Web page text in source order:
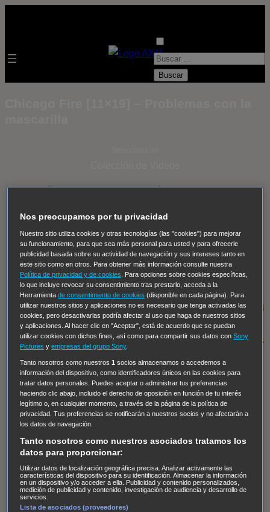
B
- ver todos - Padres
Despedida Salvaje
Despedida Salvaje
Thomas, el ojo del FBI Pan Am Dawson crece
Insomnia El Guardián The Blacklist Cinco en familia
Hudson & Rex Diez libras y un sueño Mr Loverman
Regreso al futuro III NUEVE CUERPOS Los últimos
caballeros Tormenta infinita Sing Street Cobra Kai
Tom
y Lola
High Country
Los casos de Susan Ryeland:
Moonflower Murders Twisted Metal Mentes Criminales:
Hailey Dean Without Sin: Libre de Culpa Morbius
NCIS: Nueva Orleans Pandora En fuera de juego
The Shield: Al margen de la ley Duplicated Preacher
The Killing Kind Intersecciones DOC Bite Club
Circuito cerrado
Alert: Unidad
de personas desaparecidas
Ladrón de guante blanco Hannibal Daños y Perjuicios
AXN Masters of Sex Three PinesAccused Carter
Nevers
Nos preocupamos por tu privacidad
Nuestro sitio utiliza cookies y otras tecnologías (las "cookies") para mejorar
su funcionamiento, para que sea más personal para usted y para ofrecerle
publicidad basada sobre su actividad de navegación y sus intereses tanto en
este sitio como en otros. Para obtener más información consulte nuestra
Política de privacidad y de cookies
. Para opciones sobre cookies específicas,
lo que incluye revocar su consentimiento tras prestarlo, acceda a la
Herramientade consentimiento de cookies (disponible en cada página). Para
utilizar nuestros sitios y aplicaciones no es necesario que tenga activadas las
cookies, pero desactivarlas podría afectar al uso que haga de nuestros sitios
y aplicaciones. Al hacer clic en "Aceptar", está de acuerdo que se puedan
utilizar cookies con dichos fines, así como para compartir sus datos conSony
Pictures yempresas del grupo Sony.
Tanto nosotros como nuestros1 socios almacenamos o accedemos a
información del dispositivo, como identificadores únicos en las cookies para
tratar datos personales. Puedes aceptar o administrar tus preferencias
haciendo clic abajo, incluido el derecho de oposición en función de tu interés
legítimo o, en cualquier momento, a través de la página de la política de
privacidad. Tus preferencias se notificarán a nuestros socios y no afectarán a
los datos de navegación.
Tanto nosotros como nuestros asociados tratamos los
datos para proporcionar:
Utilizar datos de localización geográfica precisa. Analizar activamente las
características del dispositivo para su identificación. Almacenar la información
en un dispositivo y/o acceder a ella. Publicidad y contenido personalizados,
medición de publicidad y contenido, investigación de audiencia y desarrollo de
servicios.
Lista de asociados (proveedores)